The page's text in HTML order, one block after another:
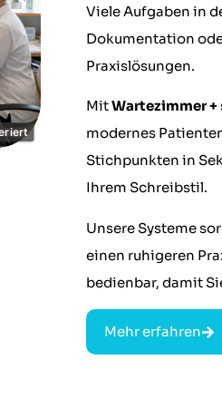
Viele Aufgaben in
Dokumentation
Praxislösungen.
MitWartezimmer +
modernes
Stichpunkten in
Ihrem Schreibstil.
Unsere Systeme
einen ruhigeren
bedienbar, damit
Mehr erfahren